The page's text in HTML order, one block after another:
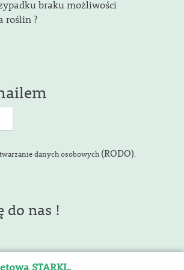
braku możliwości
roślin ?
danych osobowych (RODO)
do nas !
STARKL.